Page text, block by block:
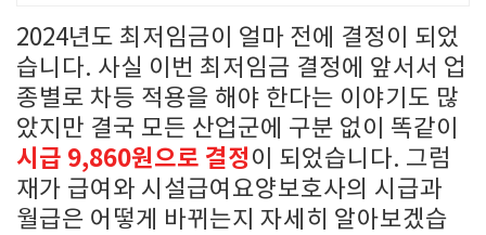
2024년도 최저임금이 얼마 전에 결정이 되었
습니다. 사실 이번 최저임금 결정에 앞서서 업
종별로 차등 적용을 해야 한다는 이야기도 많
았지만 결국 모든 산업군에 구분 없이 똑같이
시급 9,860원으로 결정이 되었습니다. 그럼
재가 급여와 시설급여요양보호사의 시급과
월급은 어떻게 바뀌는지 자세히 알아보겠습